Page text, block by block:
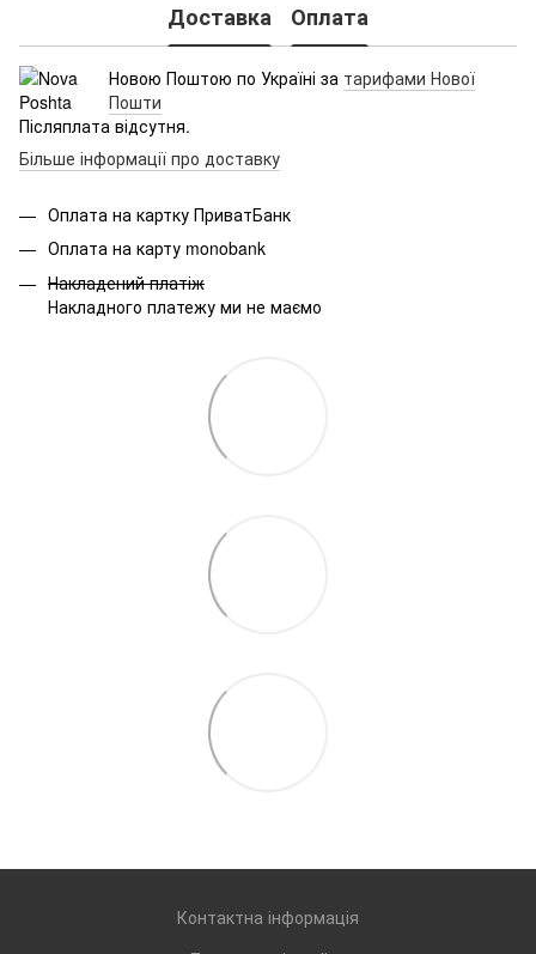
Доставка Оплата
Новою Поштою по Україні за тарифами Нової
Пошти
Післяплата відсутня.
Більше інформації про доставку
Оплата на картку ПриватБанк
Оплата на карту monobank
Накладений платіж
Накладного платежу ми не маємо
Контактна інформація